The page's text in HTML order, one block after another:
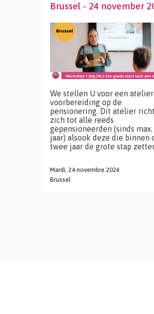
Brussel - 24 november
We stellen U voor een atelier
voorbereiding op de
pensionering. Dit atelier richt
zich tot alle reeds
gepensioneerden (sinds max.
jaar) alsook deze die binnen
twee jaar de grote stap
Mardi, 24 novembre 2026
Brussel